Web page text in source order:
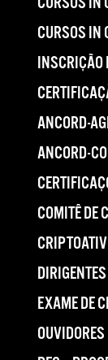
CURSOS IN
INSCRIÇÃO
ANCORD-
ANCORD-
COMITÊ DE
EXAME DE
OUVIDORES